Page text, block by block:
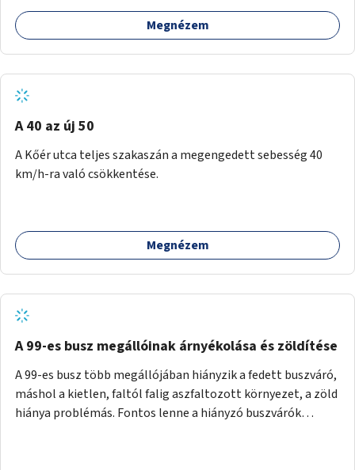
szintű növényzettel, öntözőrendszerrel, esetleg
valamilyen vizes attrakcióval ami végfut mind az 500m-en.
Megnézem
A 40 az új 50
A Kőér utca teljes szakaszán a megengedett sebesség 40
km/h-ra való csökkentése.
Megnézem
A 99-es busz megállóinak árnyékolása és zöldítése
A 99-es busz több megállójában hiányzik a fedett buszváró,
máshol a kietlen, faltól falig aszfaltozott környezet, a zöld
hiánya problémás. Fontos lenne a hiányzó buszvárók